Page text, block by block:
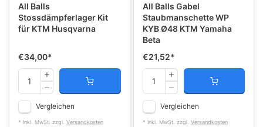
All Balls
Stossdämpferlager Kit
für KTM Husqvarna
€34,00*
Vergleichen
* Inkl. MwSt. zzgl. Versandkosten
All Balls Gabel
Staubmanschette WP
KYB Ø48 KTM Yamaha
Beta
€21,52*
Vergleichen
* Inkl. MwSt. zzgl. Versandkosten